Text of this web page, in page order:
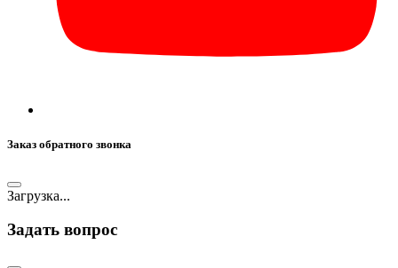
Заказ обратного звонка
Загрузка...
Задать вопрос